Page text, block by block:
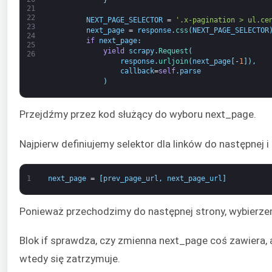
21
22
23
24
25
26
NEXT_PAGE_SELECTOR =
'.x-pagination >
next_page = response. css ( NEXT_PAGE_SELECTOR
if
next_page:
yield
scrapy.Request (
response. urljoin( next_page[ -1 ] ) ,
callback=self. parse
)
Przejdźmy przez kod służący do wyboru next_page.
Najpierw definiujemy selektor dla linków do następnej
1 next_page = prev_page_url , next_page_url
Ponieważ przechodzimy do następnej strony,
Blok if sprawdza, czy zmienna next_page coś
wtedy się zatrzymuje.